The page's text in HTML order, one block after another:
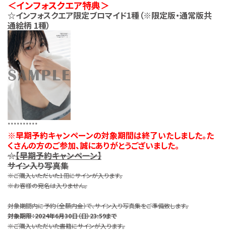
＜インフォスクエア特典＞
☆インフォスクエア限定ブロマイド1種（※限定版・通常版共
通絵柄 1種）
**********
※早期予約キャンペーンの対象期間は終了いたしました。た
くさんの方のご参加、誠にありがとうございました。
☆【早期予約キャンペーン】
サイン入り写真集
※ご購入いただいた1冊にサインが入ります。
※お客様の宛名は入りません。
対象期間内に予約（全額内金）で、サイン入り写真集をご準備致します。
対象期限：2024年6月30日（日）23:59まで
※ご購入いただいた書籍にサインが入ります。